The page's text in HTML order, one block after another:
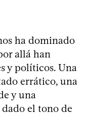
ha dominado
allá han
y políticos. Una
errático, una
y una
el tono de